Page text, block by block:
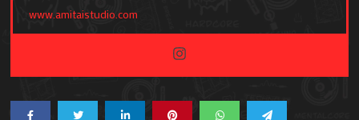
www.amitaistudio.com